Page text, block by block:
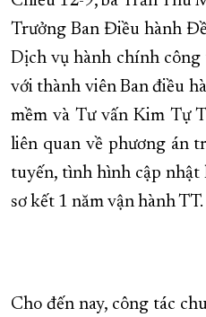
KỶ NIỆM 370 NĂM XÂY DỰNG
KHOẢNH KHẮC ĐẸP XỨ TRẦM
XÂY DỰNG KHÁNH HÒA TRỞ
ĐẠI HỘI ĐẢNG CÁC CẤP
Trưởng Ban Điều hành
Dịch vụ hành chính
với thành viên Ban điều
mềm và Tư vấn Kim Tự
liên quan về phương án
tuyến, tình hình cập nhật
sơ kết 1 năm vận hành TT.
Cho đến nay, công tác